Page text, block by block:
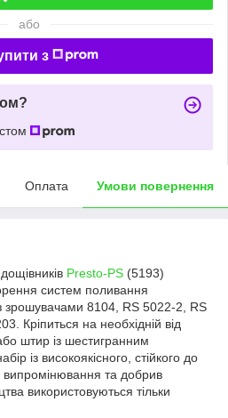
або
з
Оплата Умови повернення
Presto-PS (5193)
систем поливання
зрошувачами 8104, RS 5022-2, RS
Кріпиться на необхідній від
штир із шестигранним
із високоякісного, стійкого до
випромінювання та добрив
використовуються тільки